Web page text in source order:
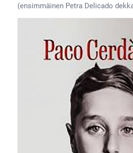
(ensimmäinen Petra Delicado